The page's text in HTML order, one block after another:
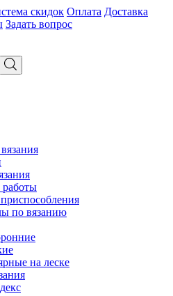
скидок Оплата Доставка
Задать вопрос
работы
по вязанию
на леске